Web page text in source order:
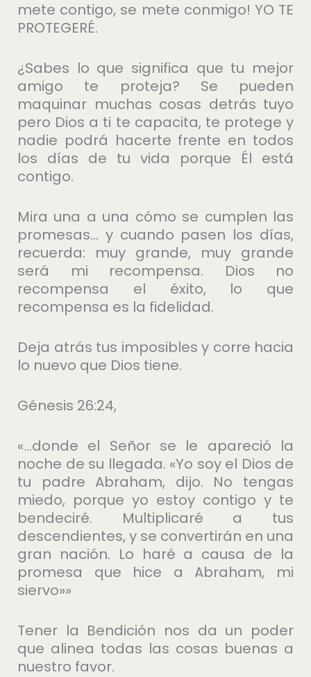
mete contigo, se mete conmigo! YO TE
PROTEGERÉ.
¿Sabes lo que significa que tu mejor
amigo te proteja? Se pueden
maquinar muchas cosas detrás tuyo
pero Dios a ti te capacita, te protege y
nadie podrá hacerte frente en todos
los días de tu vida porque Él está
contigo.
Mira una a una cómo se cumplen las
promesas… y cuando pasen los días,
recuerda: muy grande, muy grande
será mi recompensa. Dios no
recompensa el éxito, lo que
recompensa es la fidelidad.
Deja atrás tus imposibles y corre hacia
lo nuevo que Dios tiene.
Génesis 26:24,
«…donde el Señor se le apareció la
noche de su llegada. «Yo soy el Dios de
tu padre Abraham, dijo. No tengas
miedo, porque yo estoy contigo y te
bendeciré. Multiplicaré a tus
descendientes, y se convertirán en una
gran nación. Lo haré a causa de la
promesa que hice a Abraham, mi
siervo»»
Tener la Bendición nos da un poder
que alinea todas las cosas buenas a
nuestro favor.